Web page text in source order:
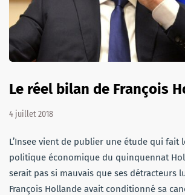
Le réel bilan de François
4 juillet 2018
L’Insee vient de publier une étude qui fait
politique économique du quinquennat
serait pas si mauvais que ses détracteurs
François Hollande avait conditionné sa